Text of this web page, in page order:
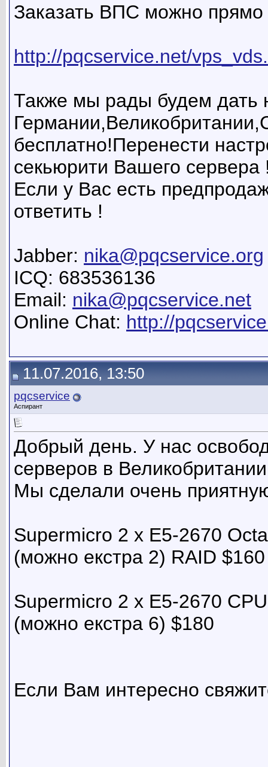
Заказать ВПС можно прямо
http://pqcservice.net/
Также мы рады будем дать
бесплатно!Перенести
секьюрити Вашего сервера
Если у Вас есть
ответить !
Jabber: nika@pqcservice.org
ICQ: 683536136
Email: nika@pqcservice.net
Online Chat: http://
11.07.2016, 13:50
pqcservice
Аспирант
Добрый день. У нас
серверов в
Мы сделали очень
Supermicro 2 x E5-2670
(можно екстра 2) RAID $160
Supermicro 2 x E5-2670
(можно екстра 6) $180
Если Вам интересно